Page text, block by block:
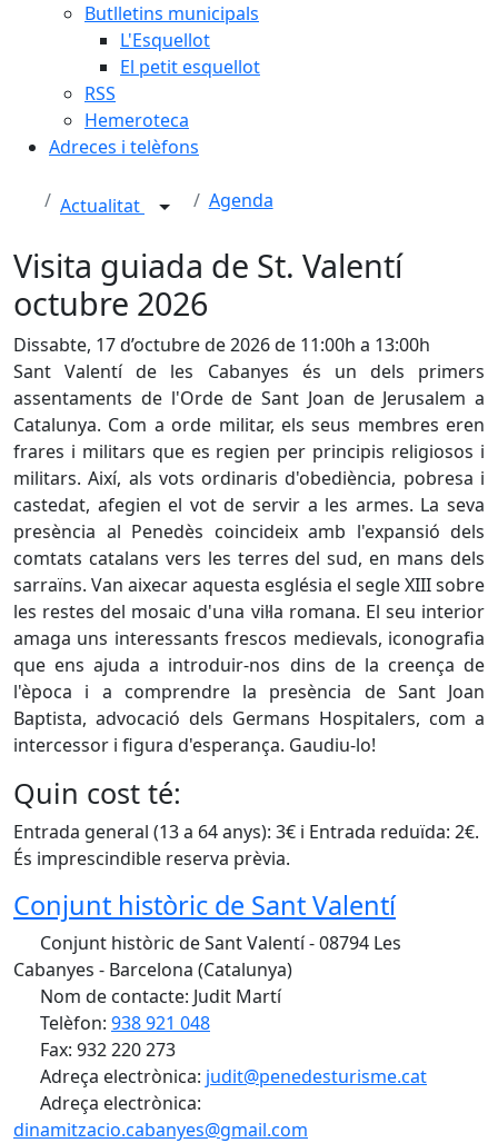
Butlletins municipals
L'Esquellot
El petit esquellot
RSS
Hemeroteca
Adreces i telèfons
Actualitat Agenda
Visita guiada de St. Valentí
octubre 2026
Dissabte, 17 d’octubre de 2026 de 11:00h a 13:00h
Sant Valentí de les Cabanyes és un dels primers
assentaments de l'Orde de Sant Joan de Jerusalem a
Catalunya. Com a orde militar, els seus membres eren
frares i militars que es regien per principis religiosos i
militars. Així, als vots ordinaris d'obediència, pobresa i
castedat, afegien el vot de servir a les armes. La seva
presència al Penedès coincideix amb l'expansió dels
comtats catalans vers les terres del sud, en mans dels
sarraïns. Van aixecar aquesta església el segle XIII sobre
les restes del mosaic d'una vil·la romana. El seu interior
amaga uns interessants frescos medievals, iconografia
que ens ajuda a introduir-nos dins de la creença de
l'època i a comprendre la presència de Sant Joan
Baptista, advocació dels Germans Hospitalers, com a
intercessor i figura d'esperança. Gaudiu-lo!
Quin cost té:
Entrada general (13 a 64 anys): 3€ i Entrada reduïda: 2€.
És imprescindible reserva prèvia.
Conjunt històric de Sant Valentí
Conjunt històric de Sant Valentí - 08794 Les
Cabanyes - Barcelona (Catalunya)
Nom de contacte: Judit Martí
Telèfon: 938 921 048
Fax: 932 220 273
Adreça electrònica: judit@penedesturisme.cat
Adreça electrònica:
dinamitzacio.cabanyes@gmail.com